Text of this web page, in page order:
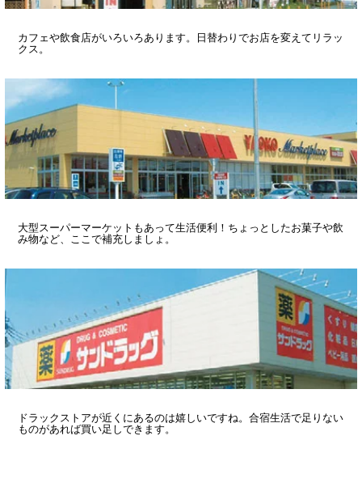
カフェや飲食店がいろいろあります。日替わりでお店を変えてリラッ
クス。
大型スーパーマーケットもあって生活便利！ちょっとしたお菓子や飲
み物など、ここで補充しましょ。
ドラックストアが近くにあるのは嬉しいですね。合宿生活で足りない
ものがあれば買い足しできます。